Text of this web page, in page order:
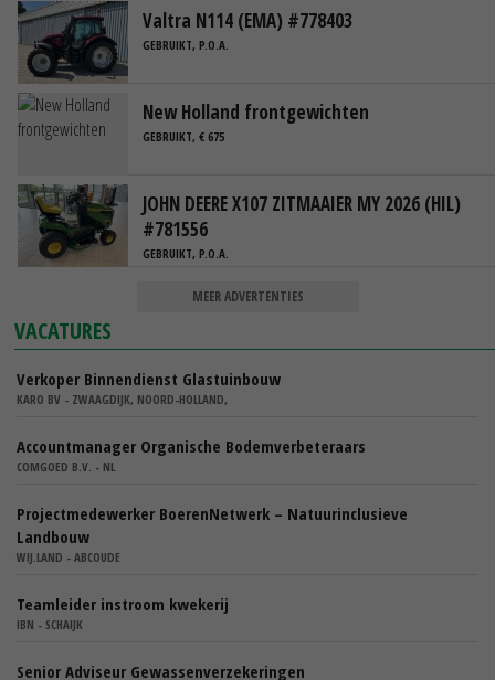
Valtra N114 (EMA) #778403
GEBRUIKT, P.O.A.
New Holland frontgewichten
GEBRUIKT, € 675
JOHN DEERE X107 ZITMAAIER MY 2026 (HIL)
#781556
GEBRUIKT, P.O.A.
MEER ADVERTENTIES
VACATURES
Verkoper Binnendienst Glastuinbouw
KARO BV - ZWAAGDIJK, NOORD-HOLLAND,
Accountmanager Organische Bodemverbeteraars
COMGOED B.V. - NL
Projectmedewerker BoerenNetwerk – Natuurinclusieve
Landbouw
WIJ.LAND - ABCOUDE
Teamleider instroom kwekerij
IBN - SCHAIJK
Senior Adviseur Gewassenverzekeringen